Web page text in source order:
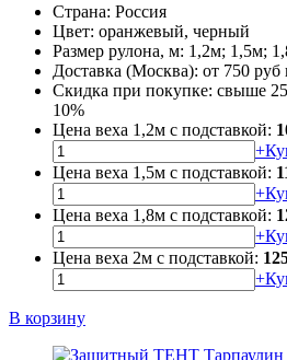
Страна: Россия
Цвет: оранжевый, черный
Размер рулона, м: 1,2м; 1,5м;
Доставка (Москва): от 750 руб
Скидка при покупке: свыше
10%
Цена веха 1,2м с подставкой:
+
Цена веха 1,5м с подставкой:
+
Цена веха 1,8м с подставкой:
+
Цена веха 2м с подставкой:
+
В корзину